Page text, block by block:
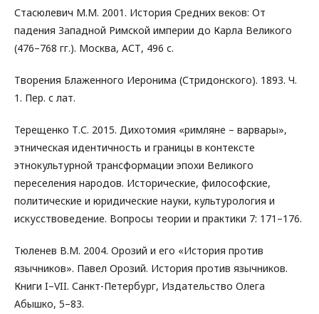
Стасюлевич М.М. 2001. История Средних веков: От
падения Западной Римской империи до Карла Великого
(476–768 гг.). Москва, АСТ, 496 с.
Творения Блаженного Иеронима (Стридонского). 1893. Ч.
1. Пер. с лат.
Терещенко Т.С. 2015. Дихотомия «римляне – варвары»,
этническая идентичность и границы в контексте
этнокультурной трансформации эпохи Великого
переселения народов. Исторические, философские,
политические и юридические науки, культурология и
искусствоведение. Вопросы теории и практики 7: 171–176.
Тюленев В.М. 2004. Орозий и его «История против
язычников». Павел Орозий. История против язычников.
Книги I–VII. Санкт-Петербург, Издательство Олега
Абышко, 5–83.